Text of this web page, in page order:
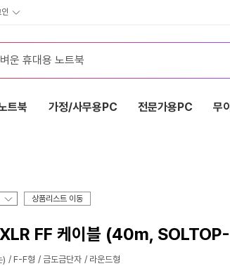
트북 가정/사무용PC 전문가용PC 무
상품리스트 이동
FF 케이블 (40m,
) F-F형 금도금단자 라운드형